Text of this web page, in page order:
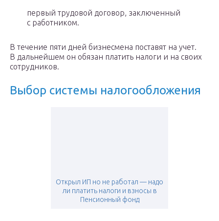
первый трудовой договор, заключенный
с работником.
В течение пяти дней бизнесмена поставят на учет.
В дальнейшем он обязан платить налоги и на своих
сотрудников.
Выбор системы налогообложения
Открыл ИП но не работал — надо
ли платить налоги и взносы в
Пенсионный фонд